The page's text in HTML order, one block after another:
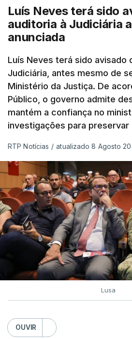
Luís Neves terá sido
auditoria à Judiciária
anunciada
Luís Neves terá sido avisado
Judiciária, antes mesmo de
Ministério da Justiça. De
Público, o governo admite
mantém a confiança no
investigações para preservar
RTP Notícias / atualizado 8 Agosto
Lusa
OUVIR